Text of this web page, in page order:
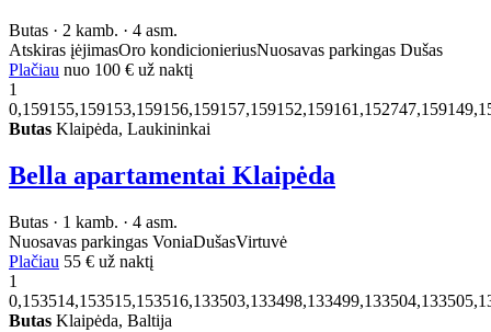
Butas · 2 kamb. · 4 asm.
Atskiras įėjimasOro kondicionieriusNuosavas parkingas Dušas
Plačiau nuo 100 € už naktį
1
Butas Klaipėda, Laukininkai
Bella apartamentai Klaipėda
Butas · 1 kamb. · 4 asm.
Nuosavas parkingas VoniaDušasVirtuvė
Plačiau 55 € už naktį
1
Butas Klaipėda, Baltija